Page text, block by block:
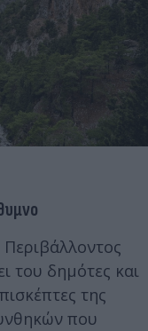
του δημότες και
της
που